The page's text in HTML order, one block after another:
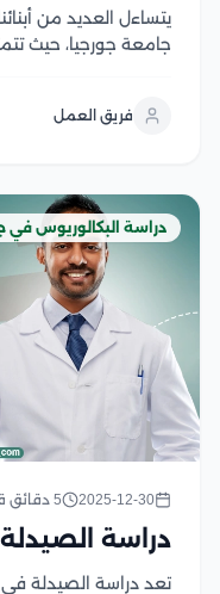
يتساءل العديد من
جامعة جورجيا، حيث
والعالمي، كما أن
فريق العمل
دراسة البكالوريوس في
2025-12-30 5 دقائق قراءة
دراسة
تعد دراسة الصيدلة في